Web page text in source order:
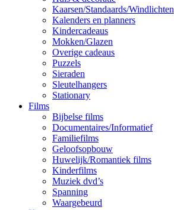
Kaarsen/Standaards/Windlichten
Kalenders en planners
Kindercadeaus
Mokken/Glazen
Overige cadeaus
Puzzels
Sieraden
Sleutelhangers
Stationary
Films
Bijbelse films
Documentaires/Informatief
Familiefilms
Geloofsopbouw
Huwelijk/Romantiek films
Kinderfilms
Muziek dvd’s
Spanning
Waargebeurd